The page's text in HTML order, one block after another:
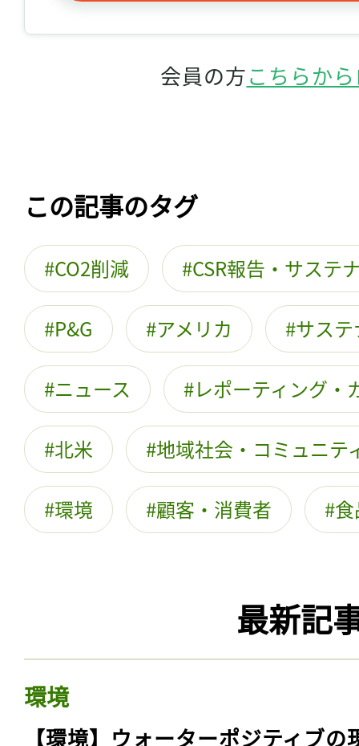
会員の方こちらか
この記事のタグ
CO2削減 CSR報告・サステ
P&G アメリカ サス
ニュース レポーティング・
北米 地域社会・コミュニテ
環境 顧客・消費者
最新記
環境
【環境】ウォーターポジティブの